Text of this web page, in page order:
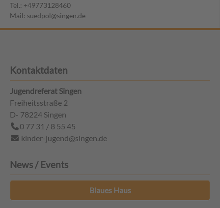
Tel.: +49773128460
Mail: suedpol@singen.de
Kontaktdaten
Jugendreferat Singen
Freiheitsstraße 2
D- 78224 Singen
0 77 31 / 8 55 45
kinder-jugend@singen.de
News / Events
Blaues Haus